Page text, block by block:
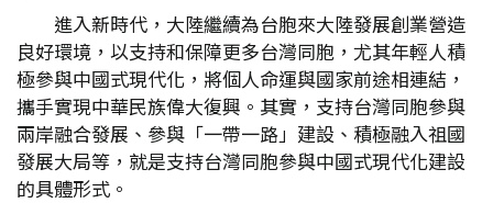
進入新時代，大陸繼續為台胞來大陸發展創業營造
良好環境，以支持和保障更多台灣同胞，尤其年輕人積
極參與中國式現代化，將個人命運與國家前途相連結，
攜手實現中華民族偉大復興。其實，支持台灣同胞參與
兩岸融合發展、參與「一帶一路」建設、積極融入祖國
發展大局等，就是支持台灣同胞參與中國式現代化建設
的具體形式。